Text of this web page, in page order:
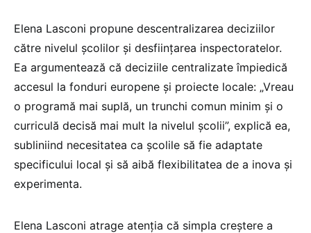
Elena Lasconi propune descentralizarea deciziilor
către nivelul școlilor și desființarea inspectoratelor.
Ea argumentează că deciziile centralizate împiedică
accesul la fonduri europene și proiecte locale: „Vreau
o programă mai suplă, un trunchi comun minim și o
curriculă decisă mai mult la nivelul școlii”, explică ea,
subliniind necesitatea ca școlile să fie adaptate
specificului local și să aibă flexibilitatea de a inova și
experimenta.
Elena Lasconi atrage atenția că simpla creștere a